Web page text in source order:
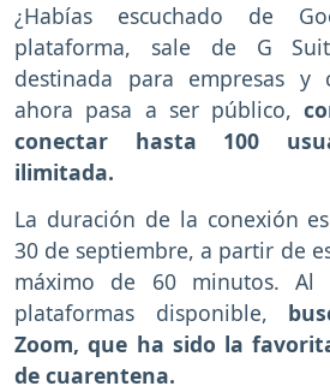
¿Habías escuchado de
plataforma, sale de G
destinada para empresas y
ahora pasa a ser público,
conectar hasta 100
ilimitada.
La duración de la conexión
30 de septiembre, a partir de
máximo de 60 minutos. Al
plataformas disponible,
Zoom, que ha sido la
de cuarentena.